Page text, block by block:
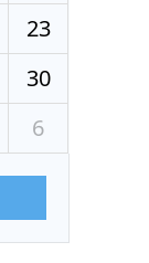
23
30
6